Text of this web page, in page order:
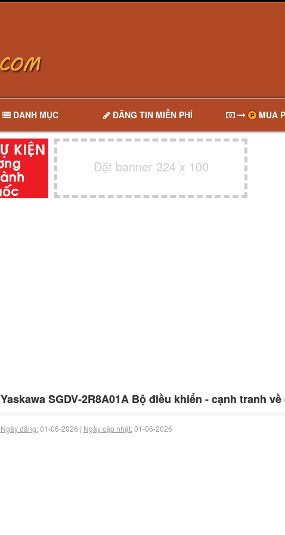
DANH MỤC ĐĂNG TIN MIỄN PHÍ MUA
Đặt banner 324 x 100
Yaskawa SGDV-2R8A01A Bộ điều khiển - cạnh tranh về
Ngày đăng:01-06-2026 | Ngày cập nhật:01-06-2026